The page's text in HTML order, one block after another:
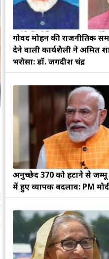
गोविंद मोहन की राजनीतिक
देने वाली कार्यशैली ने अमित
भरोसा: डॉ. जगदीश चंद्र
अनुच्छेद 370 को हटाने से जम्मू
में हुए व्यापक बदलाव: PM